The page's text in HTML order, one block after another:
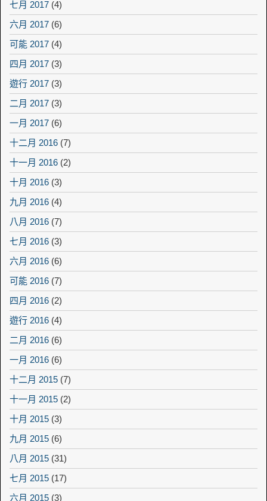
七月 2017 (4)
六月 2017 (6)
可能 2017 (4)
四月 2017 (3)
遊行 2017 (3)
二月 2017 (3)
一月 2017 (6)
十二月 2016 (7)
十一月 2016 (2)
十月 2016 (3)
九月 2016 (4)
八月 2016 (7)
七月 2016 (3)
六月 2016 (6)
可能 2016 (7)
四月 2016 (2)
遊行 2016 (4)
二月 2016 (6)
一月 2016 (6)
十二月 2015 (7)
十一月 2015 (2)
十月 2015 (3)
九月 2015 (6)
八月 2015 (31)
七月 2015 (17)
六月 2015 (3)